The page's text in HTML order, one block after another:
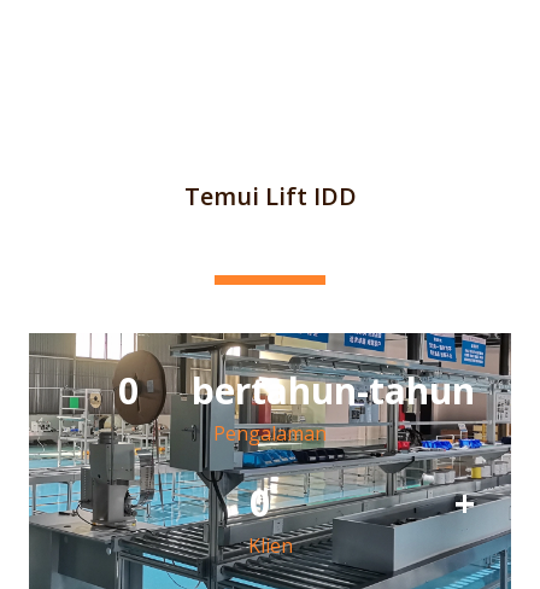
Temui Lift IDD
0 bertahun-tahun
Pengalaman
0 +
Klien